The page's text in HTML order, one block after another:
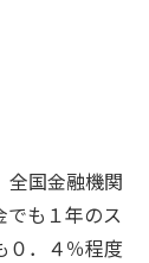
全国金融機関
でも１年のス
０．４％程度